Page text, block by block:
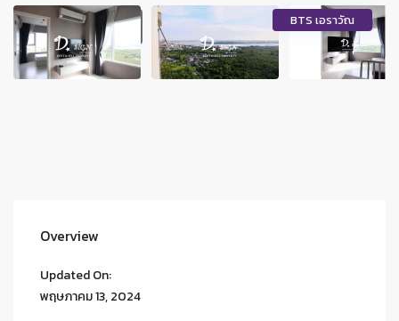
BTS เอราวัณ
Overview
Updated On:
พฤษภาคม 13, 2024